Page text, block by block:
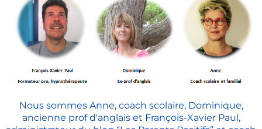
Nous sommes Anne, coach scolaire, Dominique,
ancienne prof d'anglais et François-Xavier Paul,